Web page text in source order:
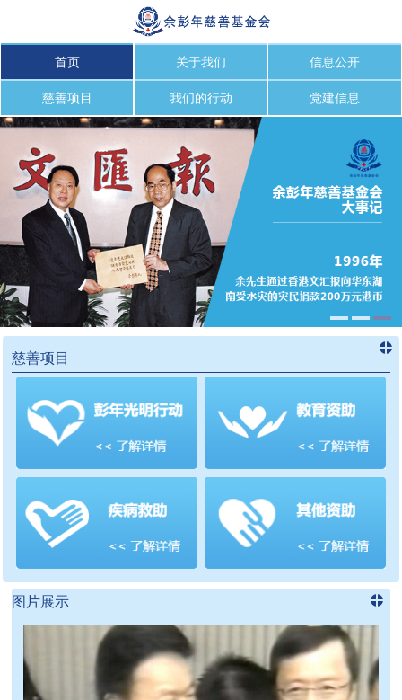
首页 关于我们 信息公开
慈善项目 我们的行动 党建信息
慈善项目
进入慈
>>
图片展示
建信息